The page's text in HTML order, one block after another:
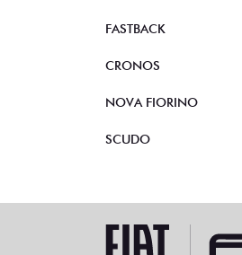
FASTBACK
CRONOS
NOVA FIORINO
SCUDO